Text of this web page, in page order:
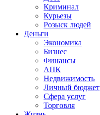
Криминал
Курьезы
Розыск людей
Деньги
Экономика
Бизнес
Финансы
АПК
Недвижимость
Личный бюджет
Сфера услуг
Торговля